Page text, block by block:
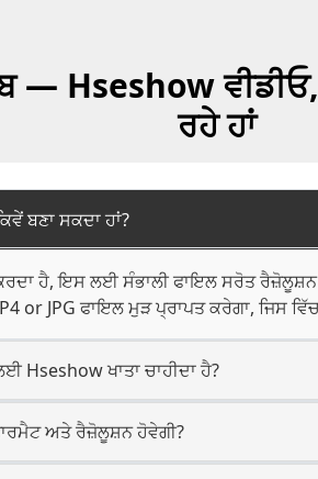
— Hseshow
ਰਹੇ ਹਾਂ
ਬਣਾ ਸਕਦਾ ਹਾਂ?
ਹੈ, ਇਸ ਲਈ ਸੰਭਾਲੀ ਫਾਇਲ ਸਰੋਤ
or JPG ਫਾਇਲ ਮੁੜ ਪ੍ਰਾਪਤ ਕਰੇਗਾ, ਜਿਸ
Hseshow ਖਾਤਾ ਚਾਹੀਦਾ ਹੈ?
ਅਤੇ ਰੈਜ਼ੋਲੂਸ਼ਨ ਹੋਵੇਗੀ?